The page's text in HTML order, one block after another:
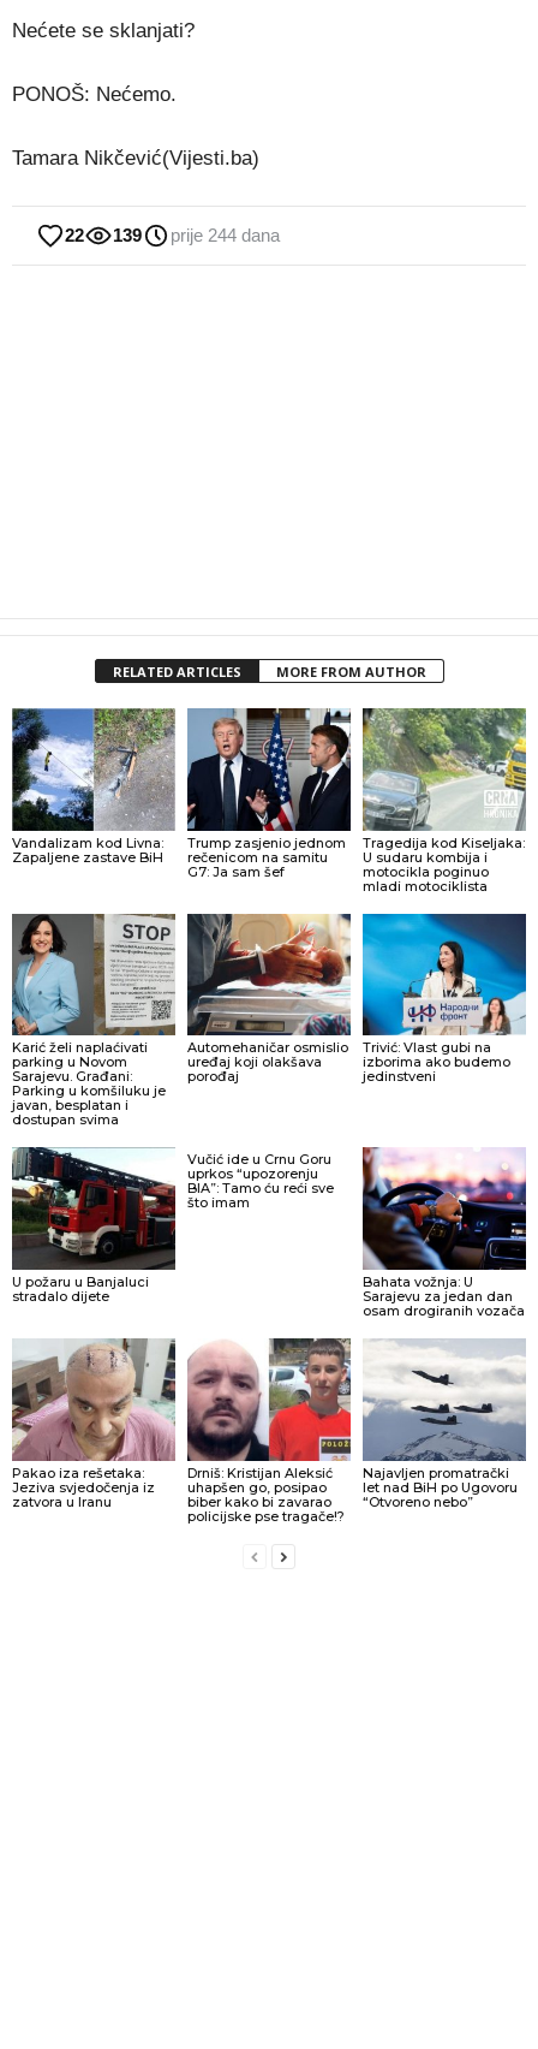
Nećete se sklanjati?
PONOŠ: Nećemo.
Tamara Nikčević(Vijesti.ba)
22 139 prije 244 dana
RELATED ARTICLES MORE FROM AUTHOR
Vandalizam kod Livna:
Zapaljene zastave BiH
Trump zasjenio jednom
rečenicom na samitu
G7: Ja sam šef
Tragedija kod Kiseljaka:
U sudaru kombija i
motocikla poginuo
mladi motociklista
Karić želi naplaćivati
parking u Novom
Sarajevu. Građani:
Parking u komšiluku je
javan, besplatan i
dostupan svima
Automehaničar osmislio
uređaj koji olakšava
porođaj
Trivić: Vlast gubi na
izborima ako budemo
jedinstveni
U požaru u Banjaluci
stradalo dijete
Vučić ide u Crnu Goru
uprkos “upozorenju
BIA”: Tamo ću reći sve
što imam
Bahata vožnja: U
Sarajevu za jedan dan
osam drogiranih vozača
Pakao iza rešetaka:
Jeziva svjedočenja iz
zatvora u Iranu
Drniš: Kristijan Aleksić
uhapšen go, posipao
biber kako bi zavarao
policijske pse tragače!?
Najavljen promatrački
let nad BiH po Ugovoru
“Otvoreno nebo”